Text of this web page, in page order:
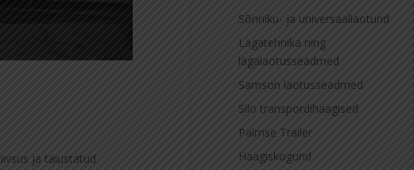
ja täiustatud
Sõnniku- ja universaallaoturid
Lägatehnika ning
lägalaotusseadmed
Samson laotusseadmed
Silo transpordihaagised
Palmse Trailer
Haagiskogurid